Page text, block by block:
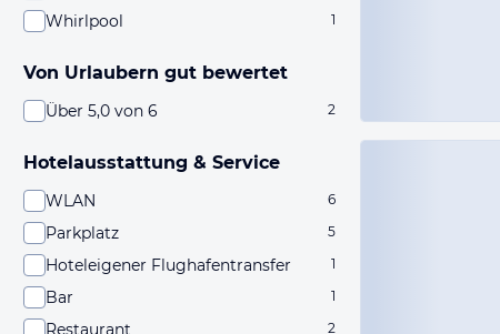
Whirlpool 1
Von Urlaubern gut bewertet
Über 5,0 von 6 2
Hotelausstattung & Service
WLAN 6
Parkplatz 5
Hoteleigener Flughafentransfer 1
Bar 1
Restaurant 2